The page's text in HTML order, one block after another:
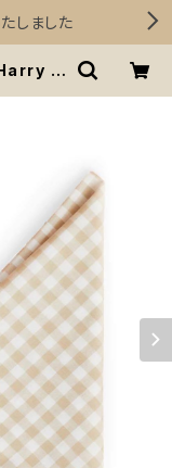
しました
Harry B